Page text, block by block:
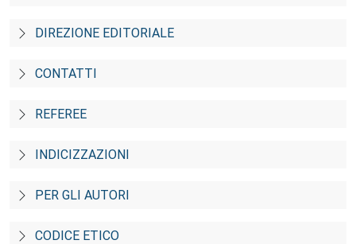
DIREZIONE EDITORIALE
CONTATTI
REFEREE
INDICIZZAZIONI
PER GLI AUTORI
CODICE ETICO